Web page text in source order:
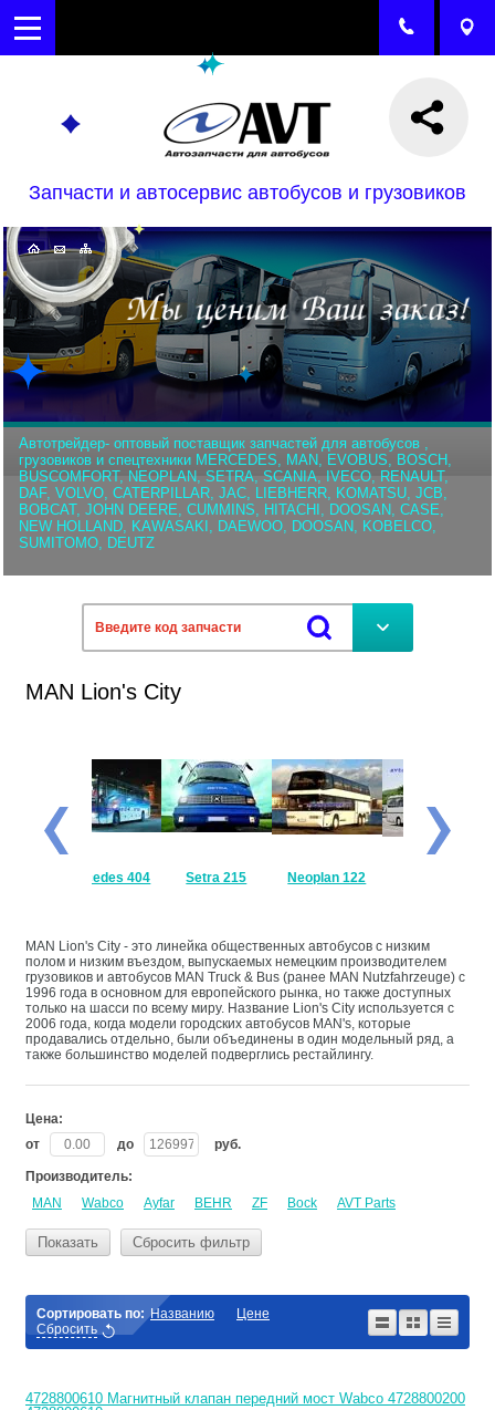
Запчасти и автосервис автобусов и грузовиков
Автотрейдер- оптовый поставщик запчастей для автобусов ,
грузовиков и спецтехники MERCEDES, MAN, EVOBUS, BOSCH,
BUSCOMFORT, NEOPLAN, SETRA, SCANIA, IVECO, RENAULT,
DAF, VOLVO, CATERPILLAR, JAC, LIEBHERR, KOMATSU, JCB,
BOBCAT, JOHN DEERE, CUMMINS, HITACHI, DOOSAN, CASE,
NEW HOLLAND, KAWASAKI, DAEWOO, DOOSAN, KOBELCO,
SUMITOMO, DEUTZ
MAN Lion's City
Setra 215 Neoplan 122 Setra 315
MAN Lion's City - это линейка общественных автобусов с низким
полом и низким въездом, выпускаемых немецким производителем
грузовиков и автобусов MAN Truck & Bus (ранее MAN Nutzfahrzeuge) с
1996 года в основном для европейского рынка, но также доступных
только на шасси по всему миру. Название Lion's City используется с
2006 года, когда модели городских автобусов MAN's, которые
продавались отдельно, были объединены в один модельный ряд, а
также большинство моделей подверглись рестайлингу.
Цена:
от
до руб.
Производитель:
MAN
Wabco Ayfar BEHR ZF Bock AVT Parts
Показать Сбросить фильтр
Сортировать по: Названию
Цене
Сбросить
4728800610 Магнитный клапан передний мост Wabco 4728800200